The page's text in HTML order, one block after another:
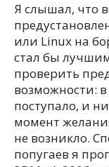
Я слышал, что
или Linux на
стал бы
проверить
возможности:
поступало, и
момент
не возникло.
попугаев я